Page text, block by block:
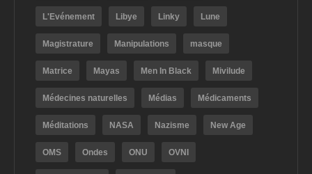
L'Evénement Libye Linky Lune
Magistrature Manipulations masque
Matrice Mayas Men In Black Mivilude
Médecines naturelles Médias Médicaments
Méditations NASA Nazisme New Age
OMS Ondes ONU OVNI